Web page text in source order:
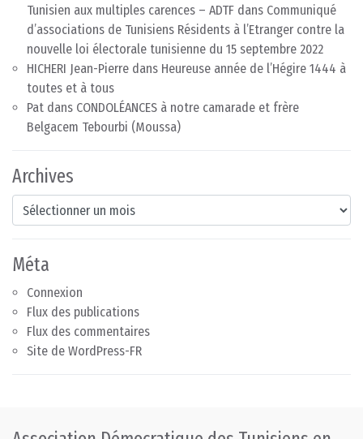
Tunisien aux multiples carences – ADTF dans Communiqué
d’associations de Tunisiens Résidents à l’Etranger contre la
nouvelle loi électorale tunisienne du 15 septembre 2022
HICHERI Jean-Pierre dans Heureuse année de l’Hégire 1444 à
toutes et à tous
Pat dans CONDOLÉANCES à notre camarade et frère
Belgacem Tebourbi (Moussa)
Archives
Archives
Méta
Connexion
Flux des publications
Flux des commentaires
Site de WordPress-FR